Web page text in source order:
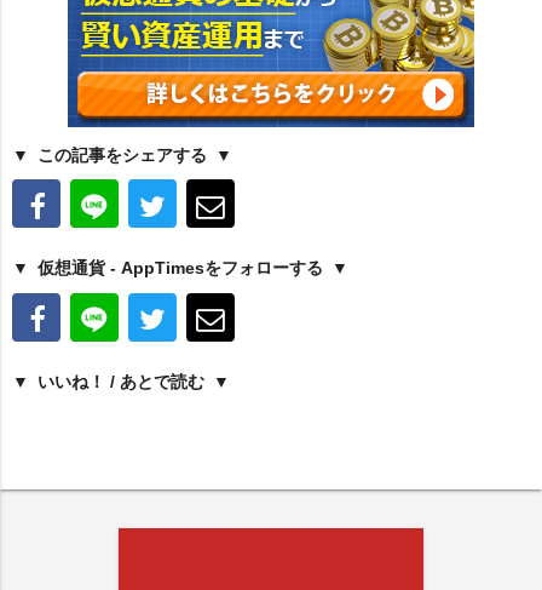
この記事をシェアする
仮想通貨 - AppTimesをフォローする
いいね！ / あとで読む